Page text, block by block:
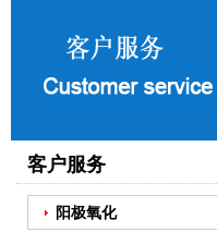
客户服务
阳极氧化